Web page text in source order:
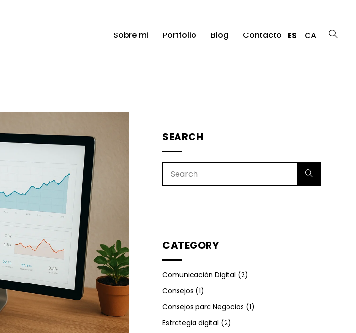
Sobre mi Portfolio Blog Contacto ES CA
SEARCH
CATEGORY
Comunicación Digital (2)
Consejos (1)
Consejos para Negocios (1)
Estrategia digital (2)